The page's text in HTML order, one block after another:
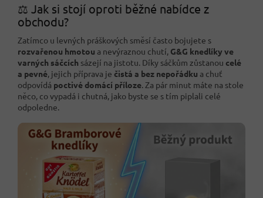
⚖️ Jak si stojí oproti běžné nabídce z
obchodu?
Zatímco u levných práškových směsí často bojujete s
rozvařenou hmotou a nevýraznou chutí, G&G knedlíky ve
varných sáčcích sázejí na jistotu. Díky sáčkům zůstanou celé
a pevné , jejich příprava je čistá a bez nepořádku a chuť
odpovídá poctivé domácí příloze . Za pár minut máte na stole
něco, co vypadá i chutná, jako byste se s tím piplali celé
odpoledne.